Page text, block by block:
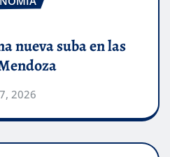
nueva suba en las
2026